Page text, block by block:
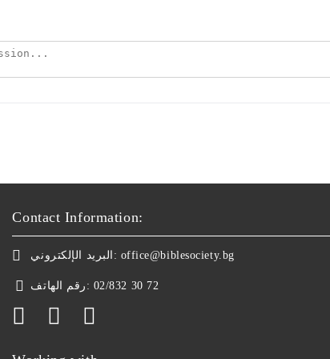
Contact Information:
البريد الإلكتروني: office@biblesociety.bg
رقم الهاتف: 02/832 30 72